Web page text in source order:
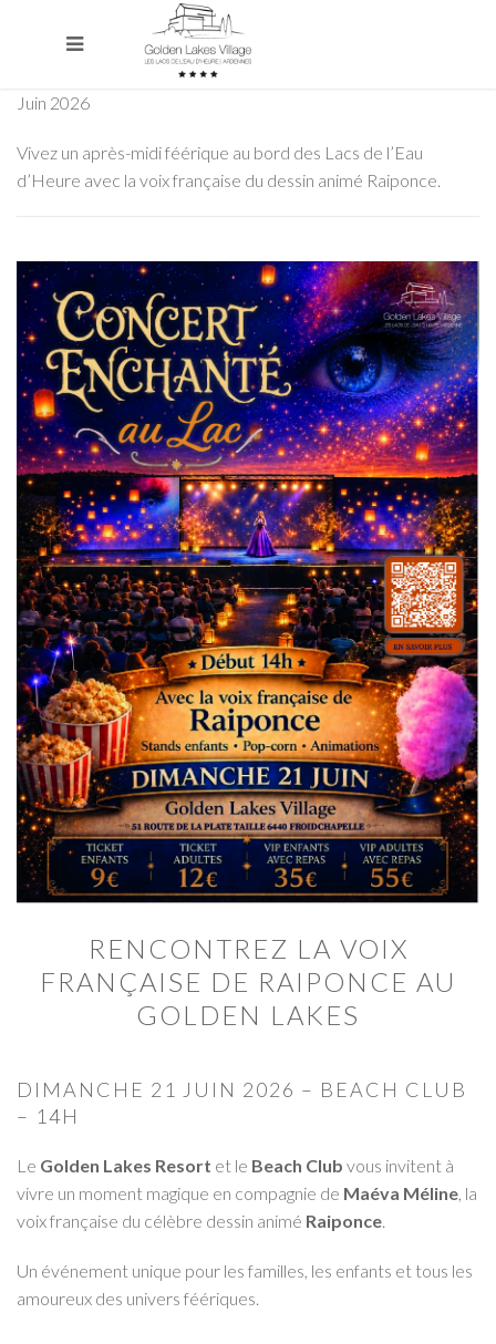
Juin 2026
Vivez un après-midi féérique au bord des Lacs de l’Eau
d’Heure avec la voix française du dessin animé Raiponce.
RENCONTREZ LA VOIX
FRANÇAISE DE RAIPONCE AU
GOLDEN LAKES
DIMANCHE 21 JUIN 2026 – BEACH CLUB
– 14H
Le Golden Lakes Resort et le Beach Club vous invitent à
vivre un moment magique en compagnie de Maéva Méline , la
voix française du célèbre dessin animé Raiponce
Un événement unique pour les familles, les enfants et tous les
amoureux des univers féériques.